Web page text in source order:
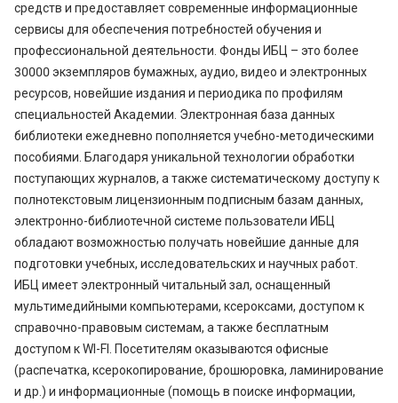
средств и предоставляет современные информационные
сервисы для обеспечения потребностей обучения и
профессиональной деятельности. Фонды ИБЦ – это более
30000 экземпляров бумажных, аудио, видео и электронных
ресурсов, новейшие издания и периодика по профилям
специальностей Академии. Электронная база данных
библиотеки ежедневно пополняется учебно-методическими
пособиями. Благодаря уникальной технологии обработки
поступающих журналов, а также систематическому доступу к
полнотекстовым лицензионным подписным базам данных,
электронно-библиотечной системе пользователи ИБЦ
обладают возможностью получать новейшие данные для
подготовки учебных, исследовательских и научных работ.
ИБЦ имеет электронный читальный зал, оснащенный
мультимедийными компьютерами, ксероксами, доступом к
справочно-правовым системам, а также бесплатным
доступом к WI-FI. Посетителям оказываются офисные
(распечатка, ксерокопирование, брошюровка, ламинирование
и др.) и информационные (помощь в поиске информации,